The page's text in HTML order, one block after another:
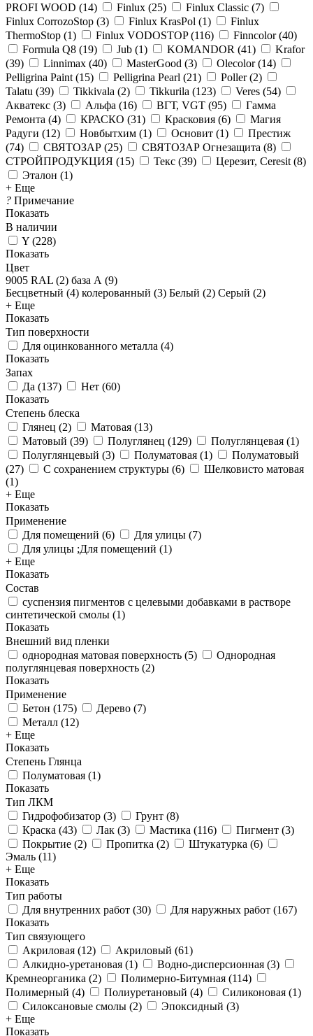
PROFI WOOD (14) Finlux (25) Finlux Classic (7)
Finlux CorrozoStop (3) Finlux KrasPol (1)
Finlux
ThermoStop (1) Finlux VODOSTOP(116) Finncolor(40)
Formula Q8 (19) Jub (1) KOMANDOR (41)
Krafor
(39) Linnimax (40) MasterGood (3) Olecolor(14)
Pelligrina Paint (15) Pelligrina Pearl (21) Poller(2)
Talatu (39) Tikkivala (2) Tikkurila (123) Veres (54)
Акватекс (3) Альфа (16) ВГТ, VGT (95)
Гамма
Ремонта (4) КРАСКО (31) Красковия (6)
Магия
Радуги (12) Новбытхим (1) Основит (1)
Престиж
(74) СВЯТОЗАР (25) СВЯТОЗАР Огнезащита (8)
СТРОЙПРОДУКЦИЯ (15) Текс (39) Церезит, Ceresit (8)
Эталон (1)
+ Еще
? Примечание
Показать
В наличии
Y (228)
Показать
Цвет
9005 RAL (2) база А (9)
Бесцветный (4) колерованный (3) Белый (2) Серый (2)
+ Еще
Показать
Тип поверхности
Для оцинкованного металла (4)
Показать
Запах
Да (137) Нет (60)
Показать
Степень блеска
Глянец (2) Матовая (13)
Матовый (39) Полуглянец (129) Полуглянцевая (1)
Полуглянцевый (3) Полуматовая (1)
Полуматовый
(27) С сохранением структуры (6)
Шелковисто матовая
(1)
+ Еще
Показать
Применение
Для помещений (6) Для улицы (7)
Для улицы ;Для помещений (1)
+ Еще
Показать
Состав
суспензия пигментов с целевыми добавками в растворе
синтетической смолы (1)
Показать
Внешний вид пленки
однородная матовая поверхность (5)
Однородная
полуглянцевая поверхность (2)
Показать
Применение
Бетон (175) Дерево (7)
Металл (12)
+ Еще
Показать
Степень Глянца
Полуматовая (1)
Показать
Тип ЛКМ
Гидрофобизатор (3) Грунт (8)
Краска (43) Лак (3) Мастика (116) Пигмент (3)
Покрытие (2) Пропитка (2) Штукатурка (6)
Эмаль (11)
+ Еще
Показать
Тип работы
Для внутренних работ (30) Для наружных работ (167)
Показать
Тип связующего
Акриловая (12) Акриловый (61)
Алкидно-уретановая (1) Водно-дисперсионная (3)
Кремнеорганика (2) Полимерно-Битумная (114)
Полимерный (4) Полиуретановый (4) Силиконовая (1)
Силоксановые смолы (2) Эпоксидный (3)
+ Еще
Показать